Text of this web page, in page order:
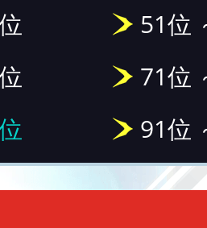
51位
71位
91位